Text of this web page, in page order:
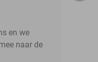
en we
naar de